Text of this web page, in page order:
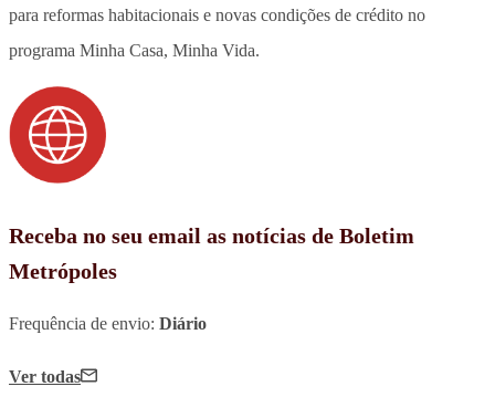
para reformas habitacionais e novas condições de crédito no
programa Minha Casa, Minha Vida.
Receba no seu email as notícias de Boletim
Metrópoles
Frequência de envio: Diário
Ver todas